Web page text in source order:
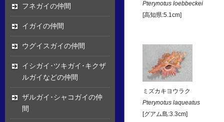
Pterynotus loebbeckei
[高知県:5.1cm]
ミズカキヨウラク
Pterynotus laqueatus
[グアム島:3.3cm]
フネガイの仲間
イガイの仲間
ウグイスガイの仲間
イシガイ･ツキガイ･キクザ
ルガイなどの仲間
ザルガイ･シャコガイの仲
間